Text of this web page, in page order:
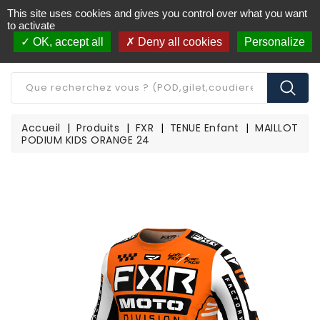
Livraison offerte à partir de 250€ d'achat (*)
CATÉGORIE
Accueil Produits FXR TENUE Enfant
MAILLOT
PODIUM KIDS ORANGE 24
This site uses cookies and gives you control over what you want
to activate
OK, accept all
Deny all cookies Personalize